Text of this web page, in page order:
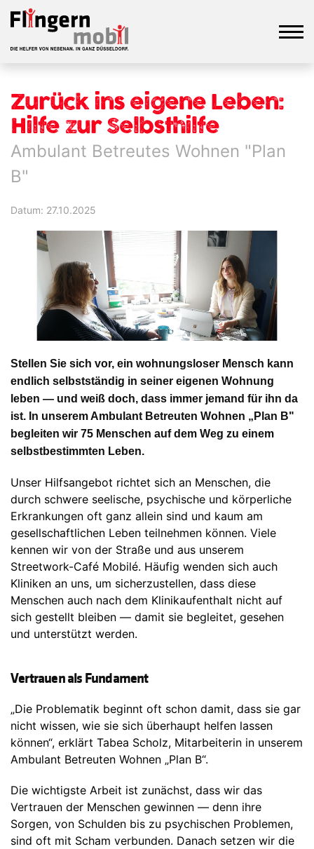
Zurück ins eigene Leben:
Hilfe zur Selbsthilfe
Ambulant Betreutes Wohnen "Plan
B"
Datum: 27.10.2025
Stellen Sie sich vor, ein wohnungsloser Mensch kann
endlich selbstständig in seiner eigenen Wohnung
leben — und weiß doch, dass immer jemand für ihn da
ist. In unserem Ambulant Betreuten Wohnen „Plan B"
begleiten wir 75 Menschen auf dem Weg zu einem
selbstbestimmten Leben.
Unser Hilfsangebot richtet sich an Menschen, die
durch schwere seelische, psychische und körperliche
Erkrankungen oft ganz allein sind und kaum am
gesellschaftlichen Leben teilnehmen können. Viele
kennen wir von der Straße und aus unserem
Streetwork-Café Mobilé. Häufig wenden sich auch
Kliniken an uns, um sicherzustellen, dass diese
Menschen auch nach dem Klinikaufenthalt nicht auf
sich gestellt bleiben — damit sie begleitet, gesehen
und unterstützt werden.
Vertrauen als Fundament
„Die Problematik beginnt oft schon damit, dass sie gar
nicht wissen, wie sie sich überhaupt helfen lassen
können“, erklärt Tabea Scholz, Mitarbeiterin in unserem
Ambulant Betreuten Wohnen „Plan B“.
Die wichtigste Arbeit ist zunächst, dass wir das
Vertrauen der Menschen gewinnen — denn ihre
Sorgen, von Schulden bis zu psychischen Problemen,
sind oft mit Scham verbunden. Danach setzen wir die